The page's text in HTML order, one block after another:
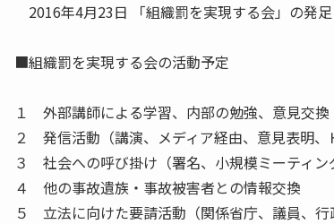
2016年4月23日 「組織罰を実現する会」の発足
■組織罰を実現する会の活動予定
１ 外部講師による学習、内部の勉強、意見交換
２ 発信活動（講演、メディア経由、意見表明、
３ 社会への呼び掛け（署名、小規模ミーティン
４ 他の事故遺族・事故被害者との情報交換
５ 立法に向けた要請活動（関係省庁、議員、行